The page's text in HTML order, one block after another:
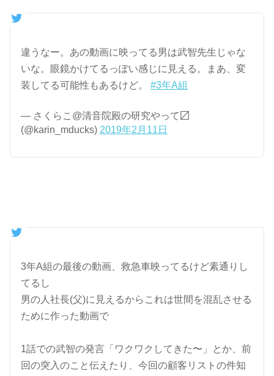
違うなー。あの動画に映ってる男は武智先生じゃな
いな。眼鏡かけてるっぽい感じに見える。まあ、変
装してる可能性もあるけど。#3年A組
— さくらこ@清音院殿の研究やって〼
(@karin_mducks) 2019年2月11日
3年A組の最後の動画、救急車映ってるけど素通りし
てるし
男の人社長(父)に見えるからこれは世間を混乱させる
ために作った動画で
1話での武智の発言「ワクワクしてきた〜」とか、前
回の突入のこと伝えたり、今回の顧客リストの件知